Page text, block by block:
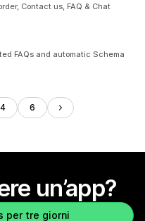
Contact us, FAQ & Chat
FAQs and automatic Schema
4 6
un’app?
per tre giorni